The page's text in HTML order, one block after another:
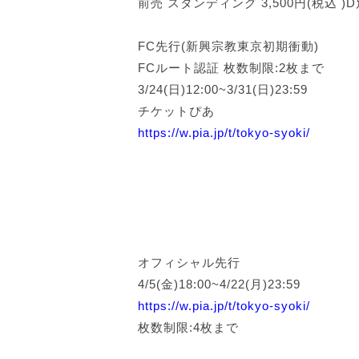
前売 スタンディング 3,500円(税込 )D
FC先行(新興宗教東京初期衝動)
FCルート認証 枚数制限:2枚まで
3/24(日)12:00~3/31(日)23:59
チケットぴあ
https://w.pia.jp/t/tokyo-syoki/
オフィシャル先行
4/5(金)18:00~4/22(月)23:59
https://w.pia.jp/t/tokyo-syoki/
枚数制限:4枚まで